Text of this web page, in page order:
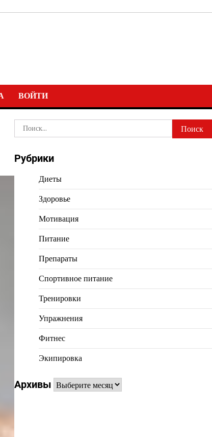
ВОЙТИ
Найти:
Рубрики
Диеты
Здоровье
Мотивация
Питание
Препараты
Спортивное питание
Тренировки
Упражнения
Фитнес
Экипировка
Архивы Архивы